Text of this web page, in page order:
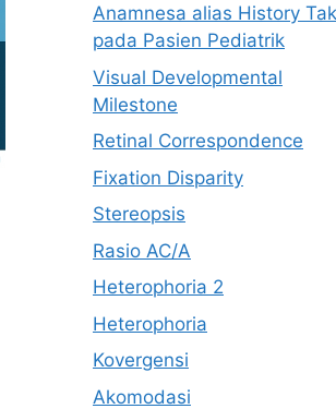
Anamnesa alias History
pada Pasien Pediatrik
Visual Developmental
Milestone
Retinal Correspondence
Fixation Disparity
Stereopsis
Rasio AC/A
Heterophoria 2
Heterophoria
Kovergensi
Akomodasi